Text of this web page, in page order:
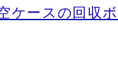
ケースの回収